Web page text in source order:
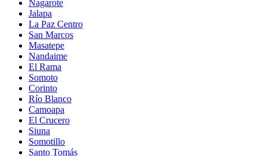
Nagarote
Jalapa
La Paz Centro
San Marcos
Masatepe
Nandaime
El Rama
Somoto
Corinto
Río Blanco
Camoapa
El Crucero
Siuna
Somotillo
Santo Tomás